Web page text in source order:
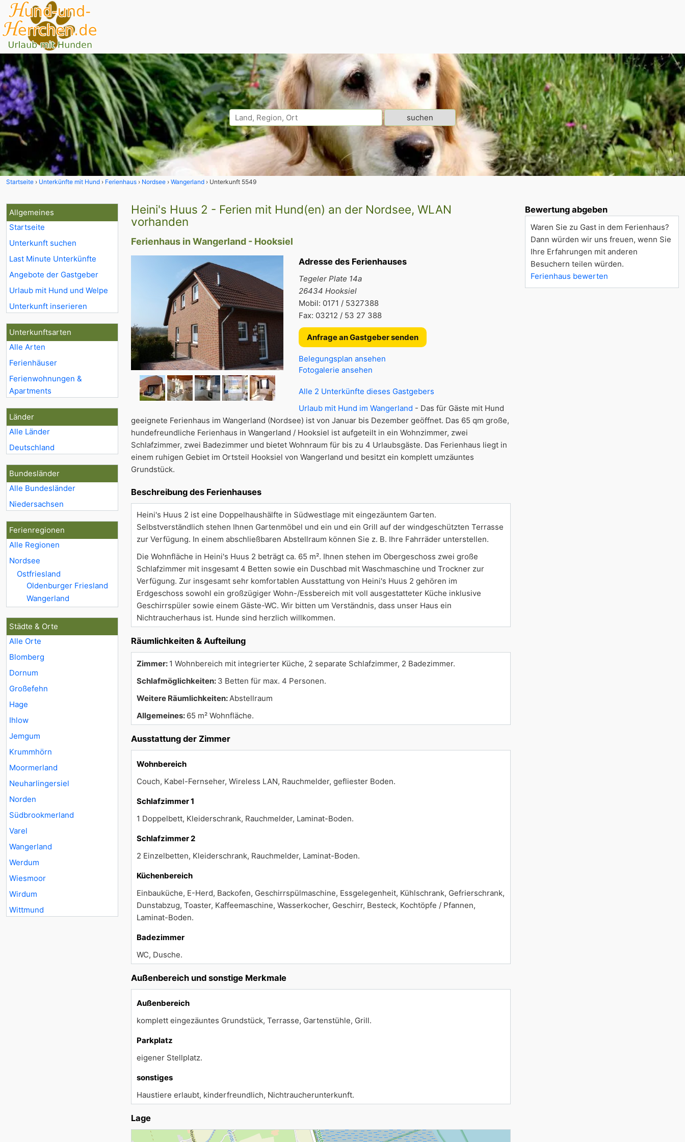
Startseite Unterkünfte mit Hund Ferienhaus Nordsee Wangerland Unterkunft 5549
Allgemeines
Startseite
Unterkunft suchen
Last Minute Unterkünfte
Angebote der Gastgeber
Urlaub mit Hund und Welpe
Unterkunft inserieren
Unterkunftsarten
Alle Arten
Ferienhäuser
Ferienwohnungen &
Apartments
Länder
Alle Länder
Deutschland
Bundesländer
Alle Bundesländer
Niedersachsen
Ferienregionen
Alle Regionen
Nordsee
Ostfriesland
Oldenburger Friesland
Wangerland
Städte & Orte
Alle Orte
Blomberg
Dornum
Großefehn
Hage
Ihlow
Jemgum
Krummhörn
Moormerland
Neuharlingersiel
Norden
Südbrookmerland
Varel
Wangerland
Werdum
Wiesmoor
Wirdum
Wittmund
Heini's Huus 2 - Ferien mit Hund(en) an der Nordsee, WLAN
vorhanden
Ferienhaus in Wangerland - Hooksiel
Adresse des Ferienhauses
Tegeler Plate 14a
26434 Hooksiel
Mobil: 0171 / 5327388
Fax: 03212 / 53 27 388
Anfrage an Gastgeber senden
Belegungsplan ansehen
Fotogalerie ansehen
Alle 2 Unterkünfte dieses Gastgebers
Urlaub mit Hund im Wangerland - Das für Gäste mit Hund
geeignete Ferienhaus im Wangerland (Nordsee) ist von Januar bis Dezember geöffnet. Das 65 qm große,
hundefreundliche Ferienhaus in Wangerland / Hooksiel ist aufgeteilt in ein Wohnzimmer, zwei
Schlafzimmer, zwei Badezimmer und bietet Wohnraum für bis zu 4 Urlaubsgäste. Das Ferienhaus liegt in
einem ruhigen Gebiet im Ortsteil Hooksiel von Wangerland und besitzt ein komplett umzäuntes
Grundstück.
Beschreibung des Ferienhauses
Heini's Huus 2 ist eine Doppelhaushälfte in Südwestlage mit eingezäuntem Garten.
Selbstverständlich stehen Ihnen Gartenmöbel und ein und ein Grill auf der windgeschützten Terrasse
zur Verfügung. In einem abschließbaren Abstellraum können Sie z. B. Ihre Fahrräder unterstellen.
Die Wohnfläche in Heini's Huus 2 beträgt ca. 65 m². Ihnen stehen im Obergeschoss zwei große
Schlafzimmer mit insgesamt 4 Betten sowie ein Duschbad mit Waschmaschine und Trockner zur
Verfügung. Zur insgesamt sehr komfortablen Ausstattung von Heini's Huus 2 gehören im
Erdgeschoss sowohl ein großzügiger Wohn-/Essbereich mit voll ausgestatteter Küche inklusive
Geschirrspüler sowie einem Gäste-WC. Wir bitten um Verständnis, dass unser Haus ein
Nichtraucherhaus ist. Hunde sind herzlich willkommen.
Räumlichkeiten & Aufteilung
Zimmer: 1 Wohnbereich mit integrierter Küche, 2 separate Schlafzimmer, 2 Badezimmer.
Schlafmöglichkeiten: 3 Betten für max. 4 Personen.
Weitere Räumlichkeiten:Abstellraum
Allgemeines: 65 m² Wohnfläche.
Ausstattung der Zimmer
Wohnbereich
Couch, Kabel-Fernseher, Wireless LAN, Rauchmelder, gefliester Boden.
Schlafzimmer 1
1 Doppelbett, Kleiderschrank, Rauchmelder, Laminat-Boden.
Schlafzimmer 2
2 Einzelbetten, Kleiderschrank, Rauchmelder, Laminat-Boden.
Küchenbereich
Einbauküche, E-Herd, Backofen, Geschirrspülmaschine, Essgelegenheit, Kühlschrank, Gefrierschrank,
Dunstabzug, Toaster, Kaffeemaschine, Wasserkocher, Geschirr, Besteck, Kochtöpfe / Pfannen,
Laminat-Boden.
Badezimmer
WC, Dusche.
Außenbereich und sonstige Merkmale
Außenbereich
komplett eingezäuntes Grundstück, Terrasse, Gartenstühle, Grill.
Parkplatz
eigener Stellplatz.
sonstiges
Haustiere erlaubt, kinderfreundlich, Nichtraucherunterkunft.
Lage
Lade Lageplan
Bewertung abgeben
Waren Sie zu Gast in dem Ferienhaus?
Dann würden wir uns freuen, wenn Sie
Ihre Erfahrungen mit anderen
Besuchern teilen würden.
Ferienhaus bewerten